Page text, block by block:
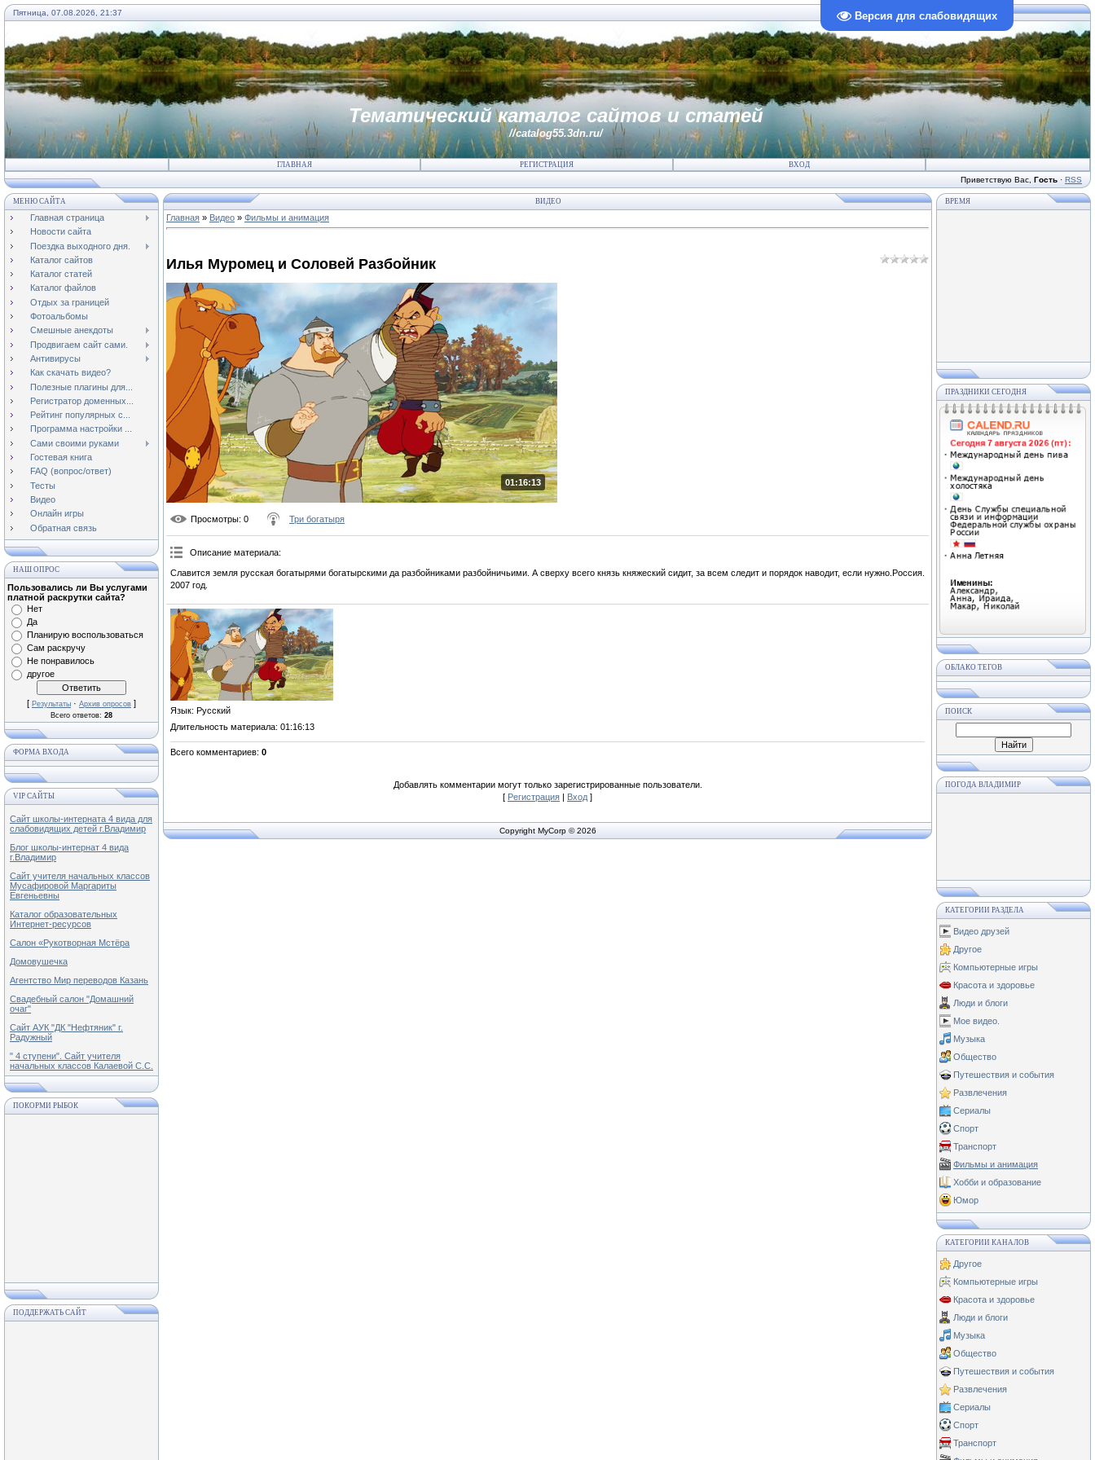
Версия для слабовидящих
Пятница, 07.08.2026, 21:37
Тематический каталог сайтов и статей
//catalog55.3dn.ru/
ГЛАВНАЯ РЕГИСТРАЦИЯ ВХОД
Приветствую Вас Гость · RSS
МЕНЮ САЙТА
Главная страница
Новости сайта
Поездка выходного дня.
Каталог сайтов
Каталог статей
Каталог файлов
Отдых за границей
Фотоальбомы
Смешные анекдоты
Продвигаем сайт сами.
Антивирусы
Как скачать видео?
Полезные плагины для...
Регистратор доменных...
Рейтинг популярных с...
Программа настройки ...
Сами своими руками
Гостевая книга
FAQ (вопрос/ответ)
Тесты
Видео
Онлайн игры
Обратная связь
НАШ ОПРОС
Пользовались ли Вы услугами
платной раскрутки сайта?
Нет
Да
Планирую воспользоваться
Сам раскручу
Не понравилось
другое
[ Результаты · Архив опросов ]
Всего ответов: 28
ФОРМА ВХОДА
VIP САЙТЫ
Сайт школы-интерната 4 вида для
слабовидящих детей г.Владимир
Блог школы-интернат 4 вида
г.Владимир
Сайт учителя начальных классов
Мусафировой Маргариты
Евгеньевны
Каталог образовательных
Интернет-ресурсов
Салон «Рукотворная Мстёра
Домовушечка
Агентство Мир переводов Казань
Свадебный салон "Домашний
очаг"
Сайт АУК "ДК "Нефтяник" г.
Радужный
" 4 ступени". Сайт учителя
начальных классов Калаевой С.С.
ПОКОРМИ РЫБОК
ПОДДЕРЖАТЬ САЙТ
ВИДЕО
Главная » Видео » Фильмы и анимация
Илья Муромец и Соловей Разбойник
01:16:13
Просмотры: 0 Три богатыря
Описание материала:
Славится земля русская богатырями богатырскими да разбойниками разбойничьими. А сверху всего князь княжеский сидит, за всем следит и порядок наводит, если нужно.Россия.
2007 год.
Язык: Русский
Длительность материала: 01:16:13
Всего комментариев: 0
Добавлять комментарии могут только зарегистрированные пользователи.
[ Регистрация | Вход ]
Copyright MyCorp © 2026
ВРЕМЯ
ПРАЗДНИКИ СЕГОДНЯ
ОБЛАКО ТЕГОВ
ПОИСК
ПОГОДА ВЛАДИМИР
КАТЕГОРИИ РАЗДЕЛА
Видео друзей
Другое
Компьютерные игры
Красота и здоровье
Люди и блоги
Мое видео.
Музыка
Общество
Путешествия и события
Развлечения
Сериалы
Спорт
Транспорт
Фильмы и анимация
Хобби и образование
Юмор
КАТЕГОРИИ КАНАЛОВ
Другое
Компьютерные игры
Красота и здоровье
Люди и блоги
Музыка
Общество
Путешествия и события
Развлечения
Сериалы
Спорт
Транспорт